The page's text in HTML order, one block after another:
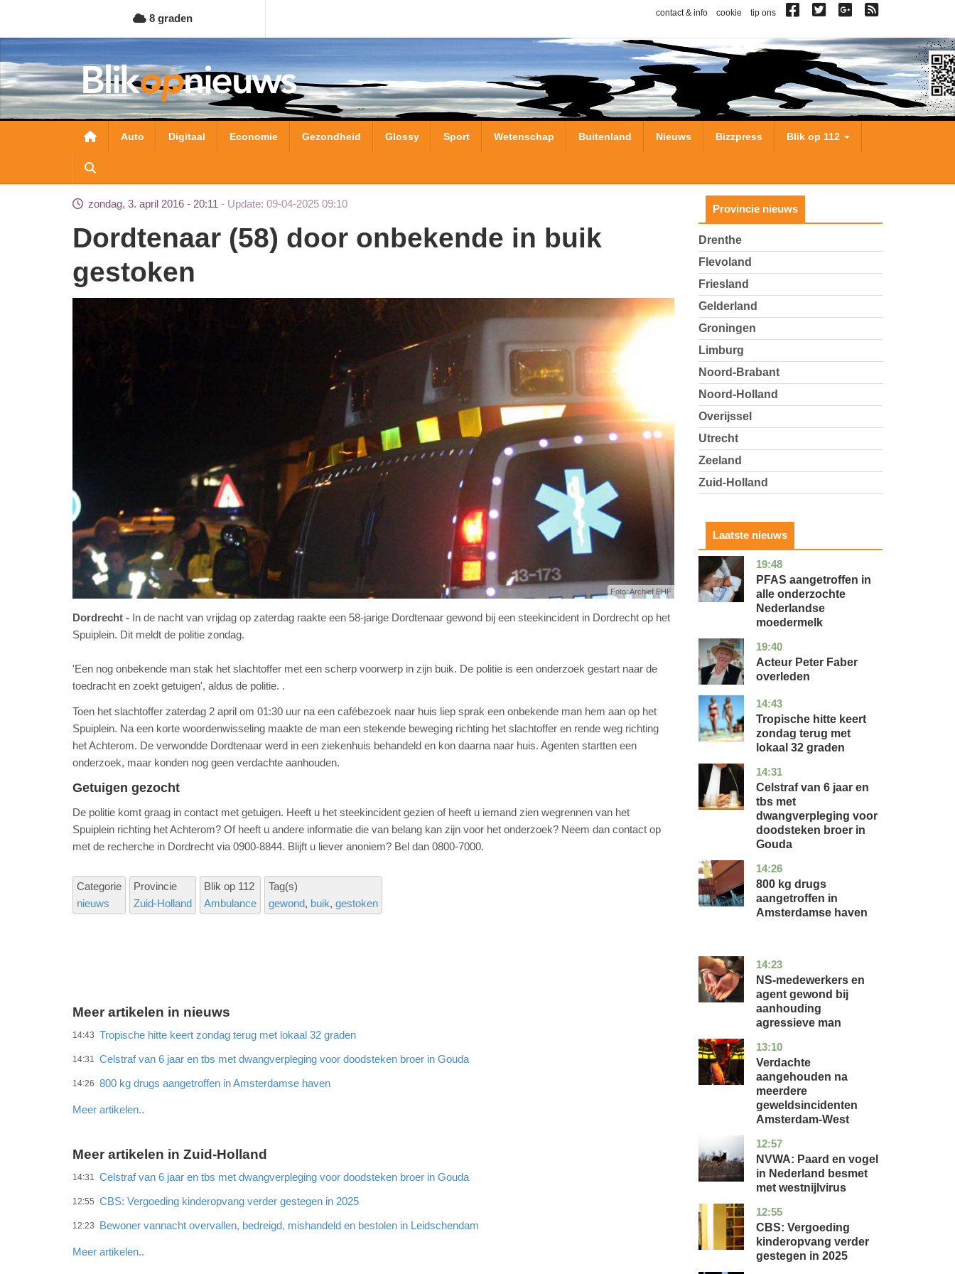
naar
de
inhoud
gaan
8 graden contact & info cookie tip ons
Hoofdnavigatie
Auto Digitaal Economie Gezondheid Glossy Sport Wetenschap Buitenland Nieuws Bizzpress Blik op 112
zondag, 3. april 2016 - 20:11 Update: 09-04-2025 09:10
Dordtenaar (58) door onbekende in buik
gestoken
Foto: Archief EHF
Dordrecht
In de nacht van vrijdag op zaterdag raakte een 58-jarige Dordtenaar gewond bij een steekincident in Dordrecht op het
Spuiplein. Dit meldt de politie zondag.
'Een nog onbekende man stak het slachtoffer met een scherp voorwerp in zijn buik. De politie is een onderzoek gestart naar de
toedracht en zoekt getuigen', aldus de politie. .
Toen het slachtoffer zaterdag 2 april om 01:30 uur na een cafébezoek naar huis liep sprak een onbekende man hem aan op het
Spuiplein. Na een korte woordenwisseling maakte de man een stekende beweging richting het slachtoffer en rende weg richting
het Achterom. De verwondde Dordtenaar werd in een ziekenhuis behandeld en kon daarna naar huis. Agenten startten een
onderzoek, maar konden nog geen verdachte aanhouden.
Getuigen gezocht
De politie komt graag in contact met getuigen. Heeft u het steekincident gezien of heeft u iemand zien wegrennen van het
Spuiplein richting het Achterom? Of heeft u andere informatie die van belang kan zijn voor het onderzoek? Neem dan contact op
met de recherche in Dordrecht via 0900-8844. Blijft u liever anoniem? Bel dan 0800-7000.
Categorie
nieuws
Provincie
Zuid-Holland
Blik op 112
Ambulance
Tag(s)
gewond buik gestoken
Meer artikelen in nieuws
14:43 Tropische hitte keert zondag terug met lokaal 32 graden
14:31 Celstraf van 6 jaar en tbs met dwangverpleging voor doodsteken broer in Gouda
14:26 800 kg drugs aangetroffen in Amsterdamse haven
Meer artikelen..
Meer artikelen in Zuid-Holland
14:31 Celstraf van 6 jaar en tbs met dwangverpleging voor doodsteken broer in Gouda
12:55 CBS: Vergoeding kinderopvang verder gestegen in 2025
12:23 Bewoner vannacht overvallen, bedreigd, mishandeld en bestolen in Leidschendam
Meer artikelen..
Provincie nieuws
Drenthe
Flevoland
Friesland
Gelderland
Groningen
Limburg
Noord-Brabant
Noord-Holland
Overijssel
Utrecht
Zeeland
Zuid-Holland
Laatste nieuws
19:48
utrecht
gezondheid
PFAS aangetroffen in
alle onderzochte
Nederlandse
moedermelk
19:40
noord-
holland
glossy
Acteur Peter Faber
overleden
14:43
utrecht
nieuws
Tropische hitte keert
zondag terug met
lokaal 32 graden
14:31
zuid-
holland
nieuws
Celstraf van 6 jaar en
tbs met
dwangverpleging voor
doodsteken broer in
Gouda
14:26
noord-
holland
nieuws
800 kg drugs
aangetroffen in
Amsterdamse haven
14:23
flevoland
nieuws
NS-medewerkers en
agent gewond bij
aanhouding
agressieve man
13:10
noord-
holland
nieuws
Verdachte
aangehouden na
meerdere
geweldsincidenten
Amsterdam-West
12:57
utrecht
nieuws
NVWA: Paard en vogel
in Nederland besmet
met westnijlvirus
12:55
zuid-
holland
economie
CBS: Vergoeding
kinderopvang verder
gestegen in 2025